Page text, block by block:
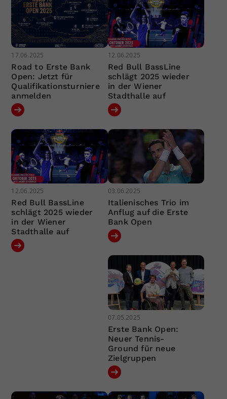
17.06.2025
Road to Erste Bank
Open: Jetzt für
Qualifikationsturniere
anmelden
12.06.2025
Red Bull BassLine
schlägt 2025 wieder
in der Wiener
Stadthalle auf
12.06.2025
Red Bull BassLine
schlägt 2025 wieder
in der Wiener
Stadthalle auf
03.06.2025
Italienisches Trio im
Anflug auf die Erste
Bank Open
07.05.2025
Erste Bank Open:
Neuer Tennis-
Ground für neue
Zielgruppen